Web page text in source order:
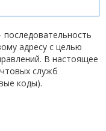
адресу с целью
В настоящее
служб
коды).